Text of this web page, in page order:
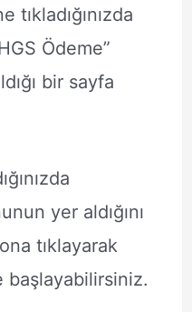
tıkladığınızda
Ödeme”
bir sayfa
yer aldığını
tıklayarak
başlayabilirsiniz.